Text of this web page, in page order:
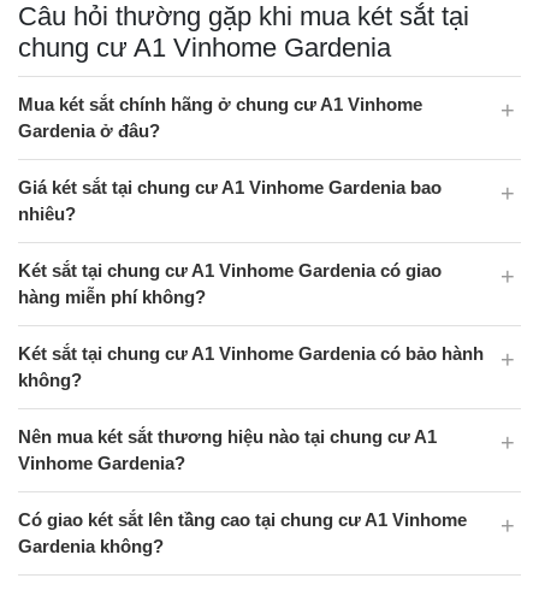
Câu hỏi thường gặp khi mua két sắt tại
chung cư A1 Vinhome Gardenia
Mua két sắt chính hãng ở chung cư A1 Vinhome
Gardenia ở đâu?
Giá két sắt tại chung cư A1 Vinhome Gardenia bao
nhiêu?
Két sắt tại chung cư A1 Vinhome Gardenia có giao
hàng miễn phí không?
Két sắt tại chung cư A1 Vinhome Gardenia có bảo hành
không?
Nên mua két sắt thương hiệu nào tại chung cư A1
Vinhome Gardenia?
Có giao két sắt lên tầng cao tại chung cư A1 Vinhome
Gardenia không?